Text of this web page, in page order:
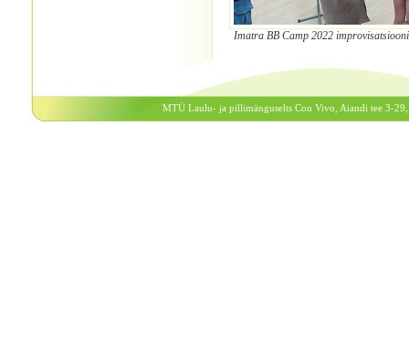
Imatra BB Camp 2022
MTÜ Laulu- ja pillimänguselts Con Vivo, Aiandi tee 3-